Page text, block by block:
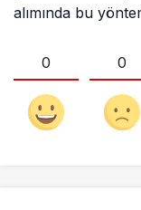
alımında bu
0 0